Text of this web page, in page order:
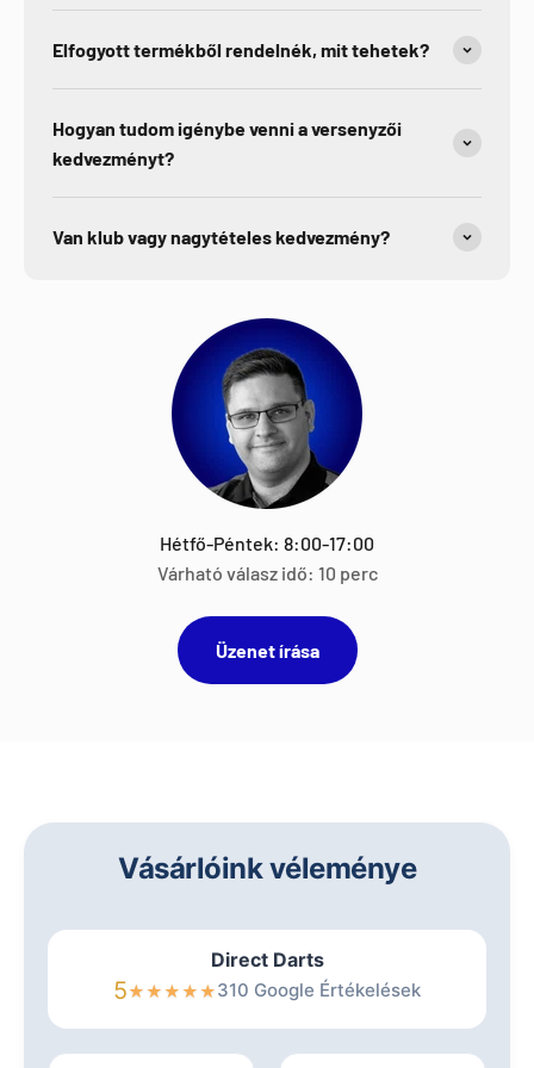
Elfogyott termékből rendelnék, mit tehetek?
Hogyan tudom igénybe venni a versenyzői
kedvezményt?
Van klub vagy nagytételes kedvezmény?
Hétfő-Péntek: 8:00-17:00
Várható válasz idő: 10 perc
Üzenet írása
Vásárlóink véleménye
Direct Darts
5★★★★★310 Google Értékelések